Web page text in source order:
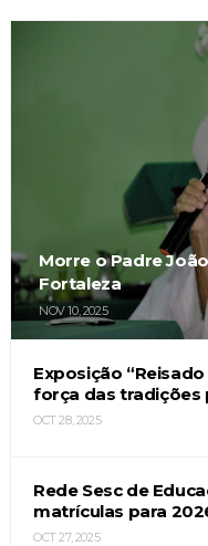
Morre o Padre
Fortaleza
NOV 10, 2025
Exposição
força das tradições
OCT 28, 2025
Rede Sesc de
matrículas para
OCT 27, 2025